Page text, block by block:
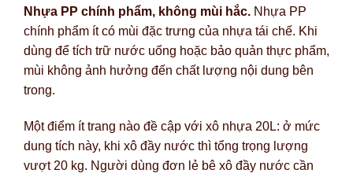
Nhựa PP chính phẩm, không mùi hắc. Nhựa PP
chính phẩm ít có mùi đặc trưng của nhựa tái chế. Khi
dùng để tích trữ nước uống hoặc bảo quản thực phẩm,
mùi không ảnh hưởng đến chất lượng nội dung bên
trong.
Một điểm ít trang nào đề cập với xô nhựa 20L: ở mức
dung tích này, khi xô đầy nước thì tổng trọng lượng
vượt 20 kg. Người dùng đơn lẻ bê xô đầy nước cần